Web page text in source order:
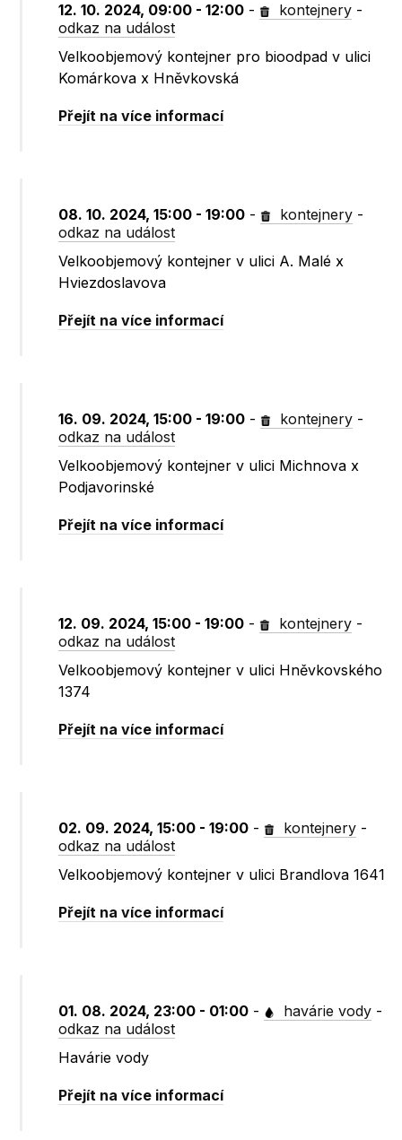
12. 10. 2024, 09:00 - 12:00 - kontejnery -
odkaz na událost
Velkoobjemový kontejner pro bioodpad v ulici
Komárkova x Hněvkovská
Přejít na více informací
08. 10. 2024, 15:00 - 19:00 - kontejnery -
odkaz na událost
Velkoobjemový kontejner v ulici A. Malé x
Hviezdoslavova
Přejít na více informací
16. 09. 2024, 15:00 - 19:00 - kontejnery -
odkaz na událost
Velkoobjemový kontejner v ulici Michnova x
Podjavorinské
Přejít na více informací
12. 09. 2024, 15:00 - 19:00 - kontejnery -
odkaz na událost
Velkoobjemový kontejner v ulici Hněvkovského
1374
Přejít na více informací
02. 09. 2024, 15:00 - 19:00 - kontejnery -
odkaz na událost
Velkoobjemový kontejner v ulici Brandlova 1641
Přejít na více informací
01. 08. 2024, 23:00 - 01:00 - havárie vody -
odkaz na událost
Havárie vody
Přejít na více informací